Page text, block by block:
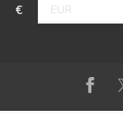
€